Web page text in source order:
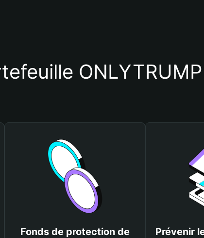
ONLYTRUMP
Fonds de protection de
Prévenir